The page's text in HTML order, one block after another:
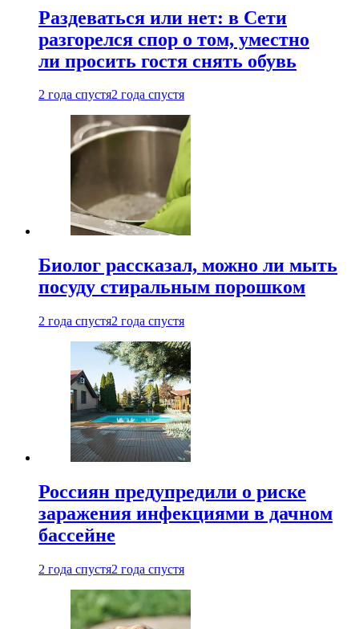
Раздеваться или нет: в Сети
разгорелся спор о том, уместно
ли просить гостя снять обувь
2 года спустя2 года спустя
Биолог рассказал, можно ли мыть
посуду стиральным порошком
2 года спустя2 года спустя
Россиян предупредили о риске
заражения инфекциями в дачном
бассейне
2 года спустя2 года спустя